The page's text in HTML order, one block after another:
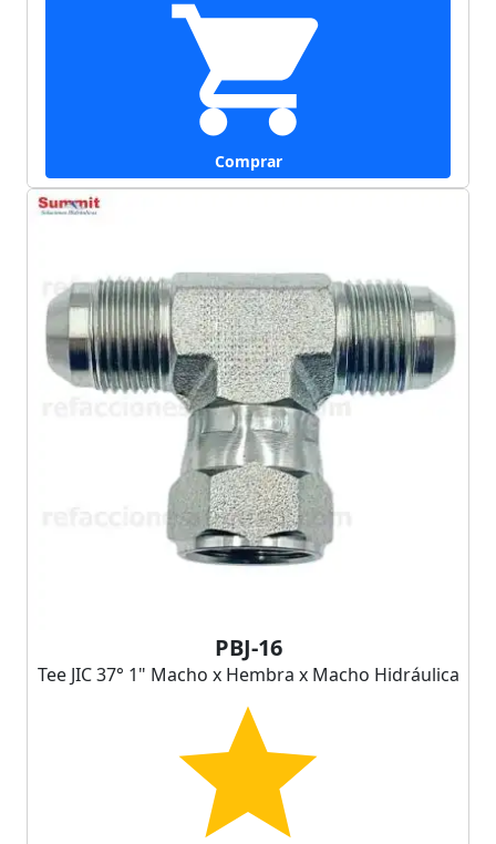
Comprar
PBJ-16
Tee JIC 37° 1" Macho x Hembra x Macho Hidráulica